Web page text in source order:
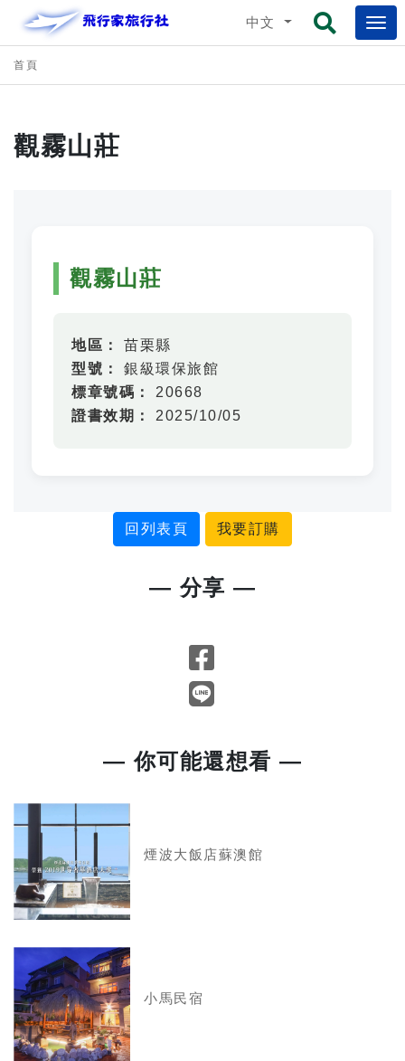
中文
首頁
觀霧山莊
觀霧山莊
地區：
苗栗縣
型號：
銀級環保旅館
標章號碼：
20668
證書效期：
2025/10/05
回列表頁 我要訂購
— 分享 —
— 你可能還想看 —
煙波大飯店蘇澳館
小馬民宿